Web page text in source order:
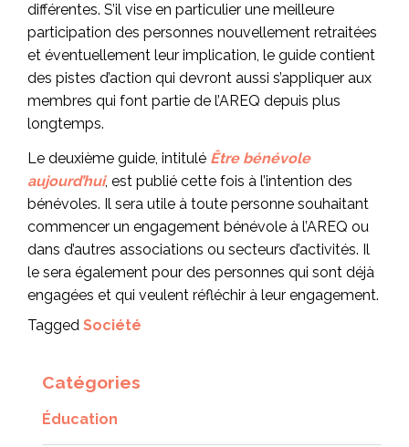
différentes. S’il vise en particulier une meilleure
participation des personnes nouvellement retraitées
et éventuellement leur implication, le guide contient
des pistes d’action qui devront aussi s’appliquer aux
membres qui font partie de l’AREQ depuis plus
longtemps.
Le deuxième guide, intitulé Être bénévole
aujourd’hui, est publié cette fois à l’intention des
bénévoles. Il sera utile à toute personne souhaitant
commencer un engagement bénévole à l’AREQ ou
dans d’autres associations ou secteurs d’activités. Il
le sera également pour des personnes qui sont déjà
engagées et qui veulent réfléchir à leur engagement.
Tagged Société
Catégories
Éducation